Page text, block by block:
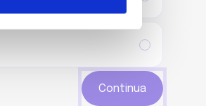
Continua